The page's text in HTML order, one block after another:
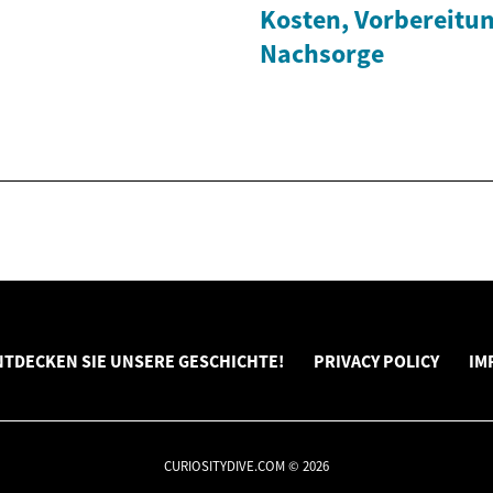
Kosten,
Nachsorge
SIE UNSERE GESCHICHTE! PRIVACY POLICY
CURIOSITYDIVE.COM © 2026